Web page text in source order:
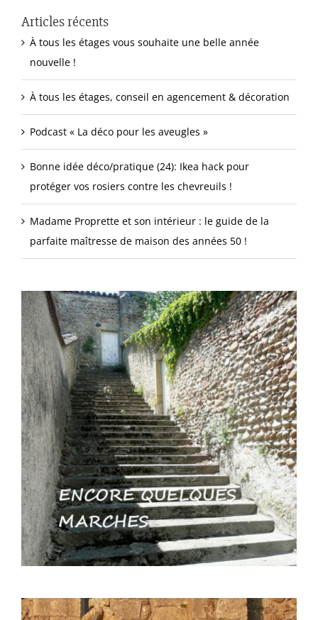
Articles récents
À tous les étages vous souhaite une belle année
nouvelle !
À tous les étages, conseil en agencement & décoration
Podcast « La déco pour les aveugles »
Bonne idée déco/pratique (24): Ikea hack pour
protéger vos rosiers contre les chevreuils !
Madame Proprette et son intérieur : le guide de la
parfaite maîtresse de maison des années 50 !